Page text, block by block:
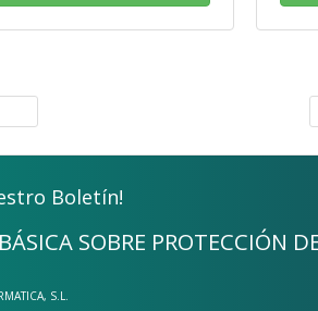
Boletín!
SOBRE PROTECCIÓN
S.L.